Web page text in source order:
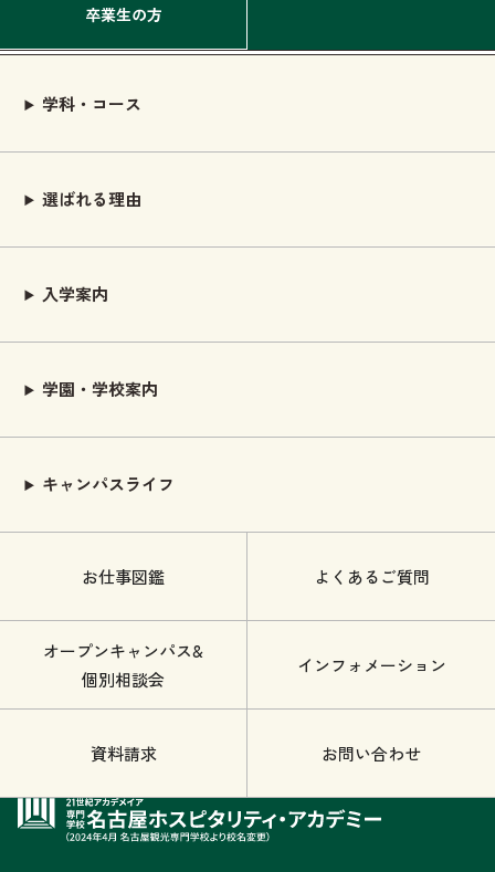
卒業生の方
学科・コース
選ばれる理由
入学案内
学園・学校案内
キャンパスライフ
お仕事図鑑 よくあるご質問
オープンキャンパス&
個別相談会
インフォメーション
資料請求 お問い合わせ